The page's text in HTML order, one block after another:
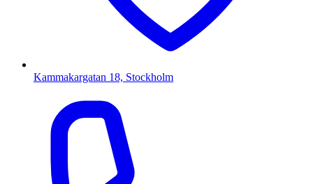
Kammakargatan 18, Stockholm